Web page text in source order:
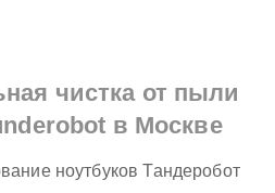
чистка от пыли
в Москве
ноутбуков Тандеробот